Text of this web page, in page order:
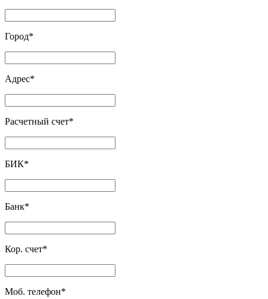
Город*
Адрес*
Расчетный счет*
БИК*
Банк*
Кор. счет*
Моб. телефон*